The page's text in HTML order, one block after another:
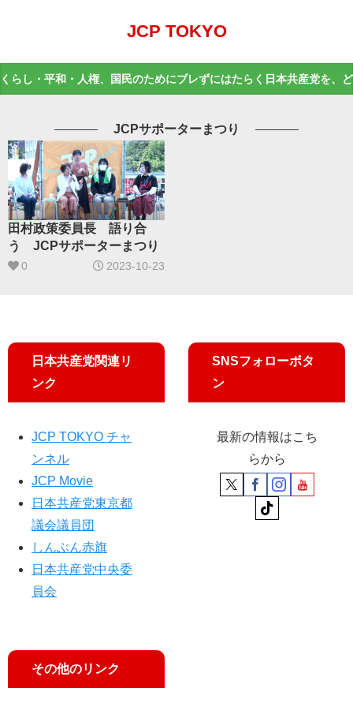
JCP TOKYO
くらし・平和・人権、国民のためにブレずにはたらく日本共産党を、
JCPサポーターまつり
田村政策委員長 語り合
う JCPサポーターまつり
0 2023-10-23
日本共産党関連リ
ンク
JCP TOKYO チャ
ンネル
JCP Movie
日本共産党東京都
議会議員団
しんぶん赤旗
日本共産党中央委
員会
その他のリンク
SNSフォローボタ
ン
最新の情報はこち
らから